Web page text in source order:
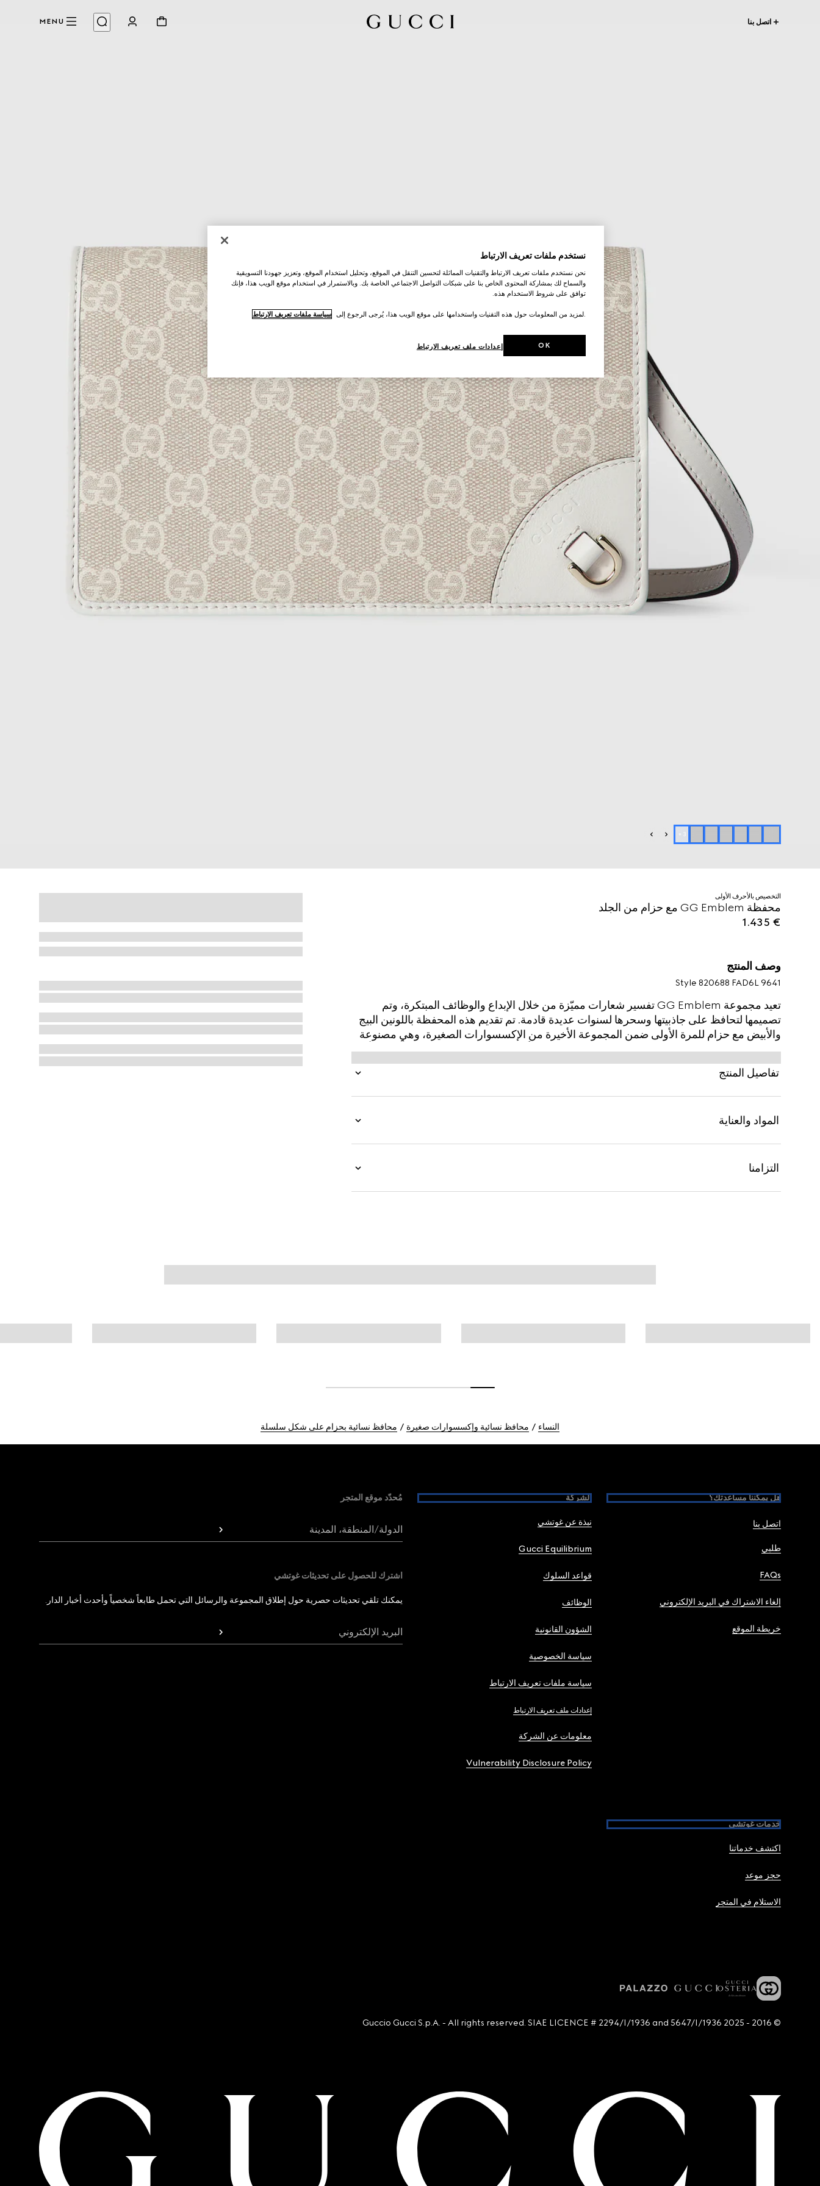
اتصل بنا MENU
+ 3
التخصيص بالأحرف الأولى
محفظة GG Emblem مع حزام من الجلد
€ 1.435
وصف المنتج
Style ‎820688 FAD6L 9641
تعيد مجموعة GG Emblem تفسير شعارات مميّزة من خلال الإبداع والوظائف المبتكرة، وتم
تصميمها لتحافظ على جاذبيتها وسحرها لسنوات عديدة قادمة. تم تقديم هذه المحفظة باللونين البيج
والأبيض مع حزام للمرة الأولى ضمن المجموعة الأخيرة من الإكسسوارات الصغيرة، وهي مصنوعة
من قماش GG Monogram الجديد. يشمل التصميم تقليماً من الجلد باللون الأبيض السكَّري، ويأتي
مع شعار Gucci نافر.
تفاصيل المنتج
المواد والعناية
التزامنا
النساء محافظ نسائية وإكسسوارات صغيرة محافظ نسائية بحزام على شكل سلسلة
هل يمكننا مساعدتك؟
اتصل بنا
طلبي
FAQs
إلغاء الاشتراك في البريد الإلكتروني
خريطة الموقع
الشركة
نبذة عن غوتشي
Gucci Equilibrium
قواعد السلوك
الوظائف
الشؤون القانونية
سياسة الخصوصية
سياسة ملفات تعريف الارتباط
إعدادات ملف تعريف الارتباط
معلومات عن الشركة
Vulnerability Disclosure Policy
خدمات غوتشي
اكتشف خدماتنا
حجز موعد
الاستلام في المتجر
مُحدّد موقع المتجر
الدولة/المنطقة، المدينة
اشترك للحصول على تحديثات غوتشي
يمكنك تلقي تحديثات حصرية حول إطلاق المجموعة والرسائل التي تحمل طابعاً شخصياً وأحدث أخبار الدار.
البريد الإلكتروني
© 2016 - 2025 Guccio Gucci S.p.A. - All rights reserved. SIAE LICENCE # 2294/I/1936 and 5647/I/1936
نستخدم ملفات تعريف الارتباط
نحن نستخدم ملفات تعريف الارتباط والتقنيات المماثلة لتحسين التنقل في الموقع، وتحليل استخدام الموقع، وتعزيز جهودنا التسويقية
والسماح لك بمشاركة المحتوى الخاص بنا على شبكات التواصل الاجتماعي الخاصة بك. وبالاستمرار في استخدام موقع الويب هذا، فإنك
توافق على شروط الاستخدام هذه.
.لمزيد من المعلومات حول هذه التقنيات واستخدامها على موقع الويب هذا، يُرجى الرجوع إلى سياسة ملفات تعريف الارتباط
إعدادات ملف تعريف الارتباط OK